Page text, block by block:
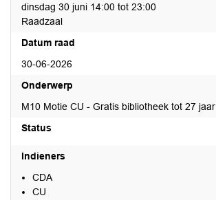
dinsdag 30 juni 14:00 tot 23:00
Raadzaal
Datum raad
30-06-2026
Onderwerp
M10 Motie CU - Gratis bibliotheek tot 27 jaar
Status
Indieners
CDA
CU